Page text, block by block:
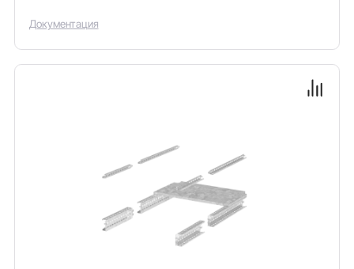
Документация